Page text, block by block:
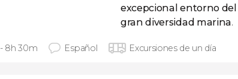
excepcional entorno
gran diversidad marina.
8h 30m Español Excursiones de un día